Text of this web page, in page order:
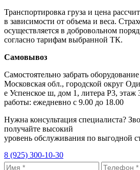
Транспортировка груза и цена
в зависимости от объема и веса.
осуществляется в добровольном
согласно тарифам выбранной ТК.
Самовывоз
Самостоятельно забрать
Московская обл., городской округ
е Успенское ш, дом 1, литера Р3,
работы: ежедневно с 9.00 до 18.00
Нужна консультация специалиста?
получайте высокий
уровень обслуживания по выгодной
8 (925) 300-10-30